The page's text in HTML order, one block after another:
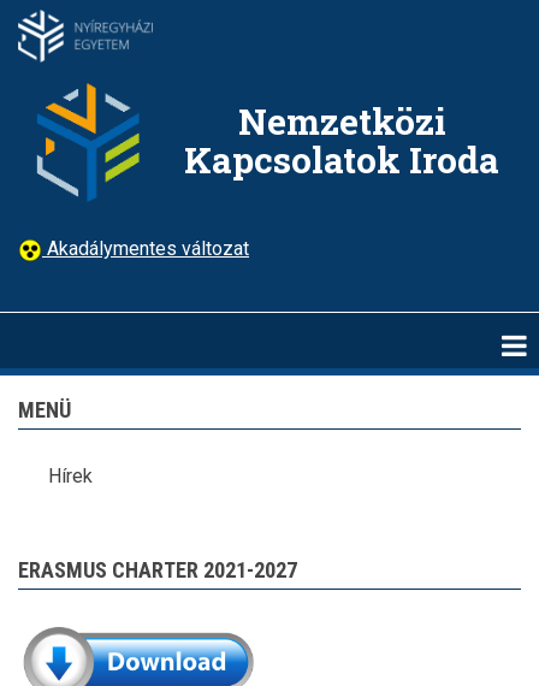
Ugrás
Nemzetközi
Kapcsolatok Iroda
Akadálymentes változat
MENÜ
Hírek
ERASMUS CHARTER 2021-2027